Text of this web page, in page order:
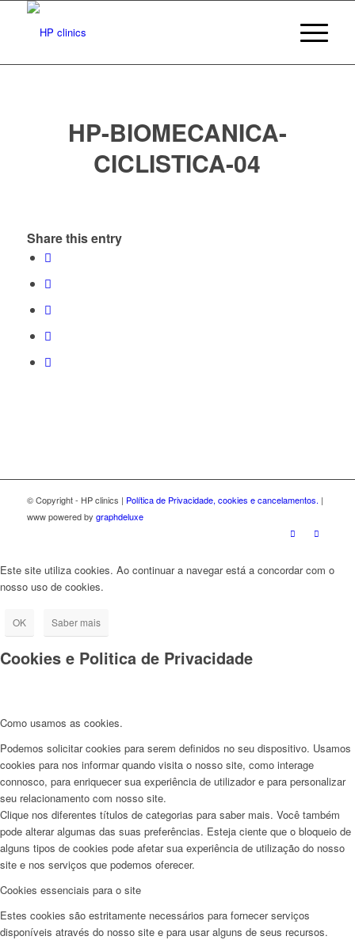
HP-BIOMECANICA-
CICLISTICA-04
Share this entry
© Copyright - HP clinics | Política de Privacidade, cookies e cancelamentos. |
www powered by graphdeluxe
Este site utiliza cookies. Ao continuar a navegar está a concordar com o
nosso uso de cookies.
OK Saber mais
Cookies e Politica de Privacidade
Como usamos as cookies.
Podemos solicitar cookies para serem definidos no seu dispositivo. Usamos
cookies para nos informar quando visita o nosso site, como interage
connosco, para enriquecer sua experiência de utilizador e para personalizar
seu relacionamento com nosso site.
Clique nos diferentes títulos de categorias para saber mais. Você também
pode alterar algumas das suas preferências. Esteja ciente que o bloqueio de
alguns tipos de cookies pode afetar sua experiência de utilização do nosso
site e nos serviços que podemos oferecer.
Cookies essenciais para o site
Estes cookies são estritamente necessários para fornecer serviços
disponíveis através do nosso site e para usar alguns de seus recursos.